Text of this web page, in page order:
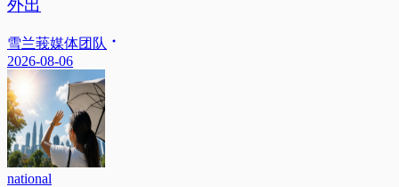
外出
雪兰莪媒体团队
2026-08-06
national